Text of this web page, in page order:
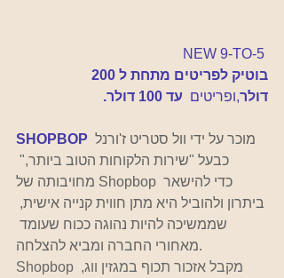
NEW 9-TO-5
דולר,ופריטים
  עד 100 דולר
.
SHOPBOP
כבעל "שירות הלקוחות הטוב ביותר,"
מחויבותה של Shopbop כדי להישאר
ביתרון ולהוביל היא מתן חווית קנייה אישית,
שממשיכה להיות נהוגה ככוח שעומד
מאחורי החברה ומביא להצלחה.
Shopbop מקבל אזכור תכוף במגזין ווג,